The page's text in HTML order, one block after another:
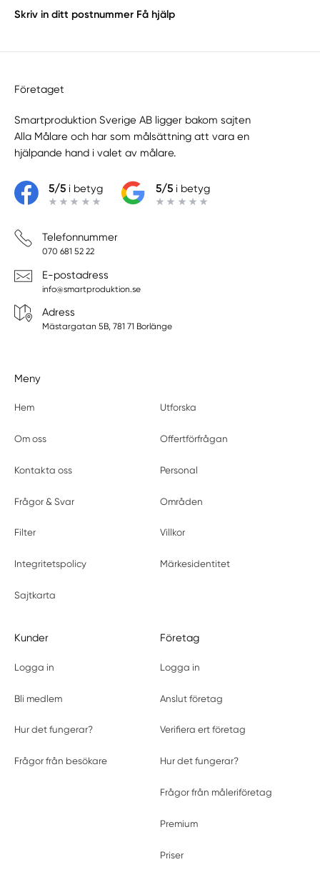
Skriv in ditt postnummer Få hjälp
Företaget
Smartproduktion Sverige AB ligger bakom sajten
Alla Målare och har som målsättning att vara en
hjälpande hand i valet av målare.
5/5i betyg 5/5i betyg
Telefonnummer
070 681 52 22
E-postadress
info@smartproduktion.se
Adress
Mästargatan 5B, 781 71 Borlänge
Meny
Hem Utforska
Om oss Offertförfrågan
Kontakta oss Personal
Frågor & Svar Områden
Filter Villkor
Integritetspolicy Märkesidentitet
Sajtkarta
Kunder
Logga in
Bli medlem
Hur det fungerar?
Frågor från besökare
Företag
Logga in
Anslut företag
Verifiera ert företag
Hur det fungerar?
Frågor från måleriföretag
Premium
Priser